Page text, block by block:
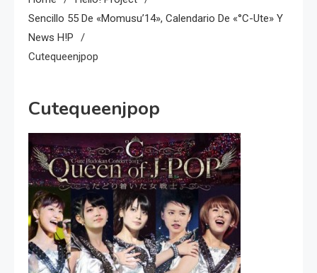
Sencillo 55 De «Momusu’14», Calendario De «°C-Ute» Y
News H!P
Cutequeenjpop
Cutequeenjpop